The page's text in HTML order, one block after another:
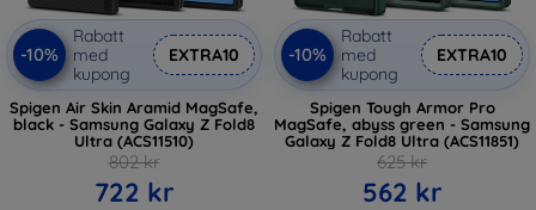
-10%
Rabatt
med
kupong
EXTRA10
Spigen Air Skin Aramid MagSafe,
black - Samsung Galaxy Z Fold8
Ultra (ACS11510)
802 kr
722 kr
-10%
Rabatt
med
kupong
EXTRA10
Spigen Tough Armor Pro
MagSafe, abyss green - Samsung
Galaxy Z Fold8 Ultra (ACS11851)
625 kr
562 kr